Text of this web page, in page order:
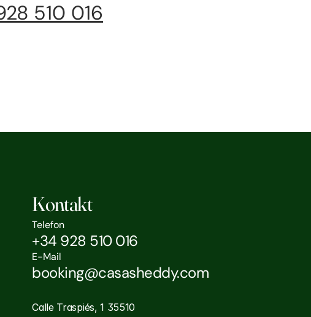
510 016
Kontakt
Telefon
+34 928 510 016
E-Mail
booking@casasheddy.com
Calle Traspiés, 1 35510